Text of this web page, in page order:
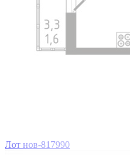
Лот нов-817990